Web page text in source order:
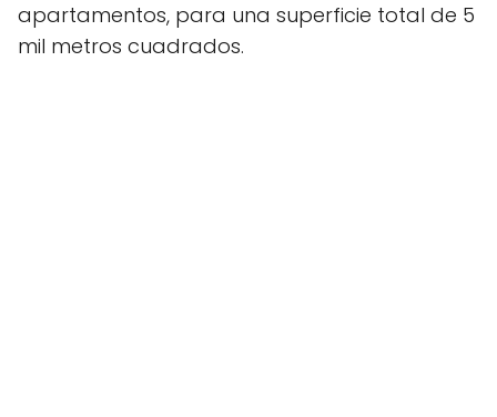
apartamentos, para una superficie total de 5
mil metros cuadrados.